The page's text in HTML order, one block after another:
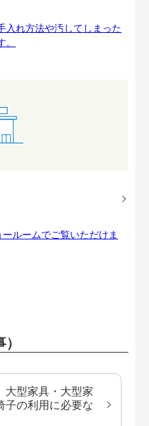
入れ方法や汚してしまった
ルームでご覧いただけま
型家具・大型家
子の利用に必要な